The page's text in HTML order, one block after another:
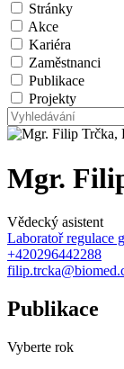
Stránky
Akce
Kariéra
Zaměstnanci
Publikace
Projekty
Mgr.
Vědecký asistent
Laboratoř regulace
+420296442288
Publikace
Vyberte rok